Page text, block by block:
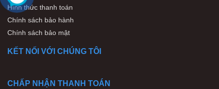
Hình thức thanh toán
Chính sách bảo hành
Chính sách bảo mật
KẾT NỐI VỚI CHÚNG TÔI
CHẤP NHẬN THANH TOÁN